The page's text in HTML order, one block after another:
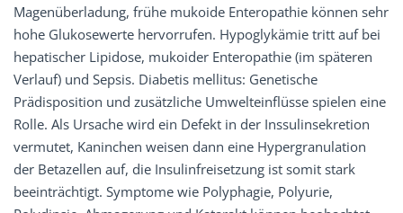
Magenüberladung, frühe mukoide Enteropathie können sehr
hohe Glukosewerte hervorrufen. Hypoglykämie tritt auf bei
hepatischer Lipidose, mukoider Enteropathie (im späteren
Verlauf) und Sepsis. Diabetis mellitus: Genetische
Prädisposition und zusätzliche Umwelteinflüsse spielen eine
Rolle. Als Ursache wird ein Defekt in der Inssulinsekretion
vermutet, Kaninchen weisen dann eine Hypergranulation
der Betazellen auf, die Insulinfreisetzung ist somit stark
beeinträchtigt. Symptome wie Polyphagie, Polyurie,